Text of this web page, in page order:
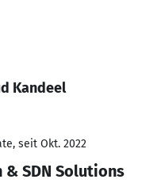
Kandeel
seit Okt. 2022
SDN Solutions